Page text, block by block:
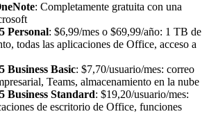
: Completamente gratuita con una
Personal: $6,99/mes o $69,99/año: 1 TB de
todas las aplicaciones de Office, acceso a
Business Basic: $7,70/usuario/mes: correo
Teams, almacenamiento en la nube
Business Standard: $19,20/usuario/mes:
de escritorio de Office, funciones